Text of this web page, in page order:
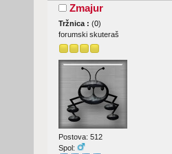
Zmajur
Tržnica : (0)
forumski skuteraš
Postova: 512
Spol: